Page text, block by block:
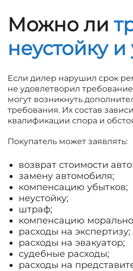
Можно ли
неустойку
Если дилер нарушил срок
не удовлетворил
могут возникнуть
требования. Их состав
квалификации спора и
Покупатель может заявлять:
возврат стоимости
замену автомобиля;
компенсацию убытков;
неустойку;
штраф;
компенсацию
расходы на экспертизу;
расходы на эвакуатор;
судебные расходы;
расходы на